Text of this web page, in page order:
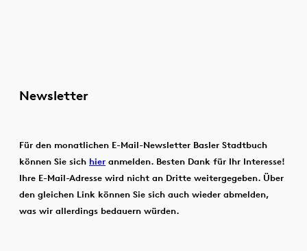
Newsletter
Für den monatlichen E-Mail-Newsletter Basler Stadtbuch
können Sie sich hier anmelden. Besten Dank für Ihr Interesse!
Ihre E-Mail-Adresse wird nicht an Dritte weitergegeben. Über
den gleichen Link können Sie sich auch wieder abmelden,
was wir allerdings bedauern würden.